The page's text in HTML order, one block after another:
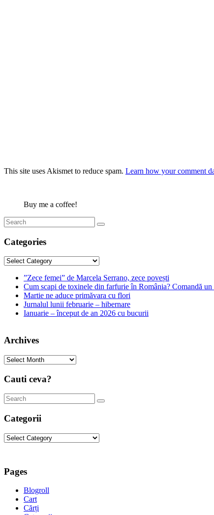
This site uses Akismet to reduce spam. Learn how your comment
Buy me a coffee!
Categories
Categories
”Zece femei” de Marcela Serrano, zece povești
Cum scapi de toxinele din farfurie în România? Comandă
Martie ne aduce primăvara cu flori
Jurnalul lunii februarie – hibernare
Ianuarie – început de an 2026 cu bucurii
Archives
Archives
Cauti ceva?
Categorii
Categorii
Pages
Blogroll
Cart
Cărți